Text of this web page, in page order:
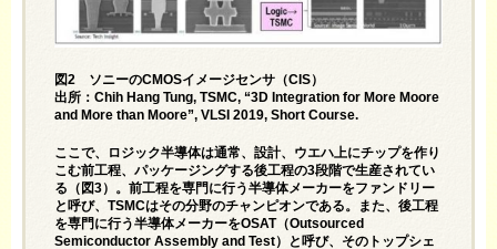
図2 ソニーのCMOSイメージセンサ（CIS）
出所：Chih Hang Tung, TSMC, “3D Integration for More Moore
and More than Moore”, VLSI 2019, Short Course.
ここで、ロジック半導体は通常、設計、ウエハ上にチップを作り
こむ前工程、パッケージングする後工程の3段階で生産されてい
る（図3）。前工程を専門に行う半導体メーカーをファンドリー
と呼び、TSMCはその分野のチャンピオンである。また、後工程
を専門に行う半導体メーカーをOSAT（Outsourced
Semiconductor Assembly and Test）と呼び、そのトップシェ